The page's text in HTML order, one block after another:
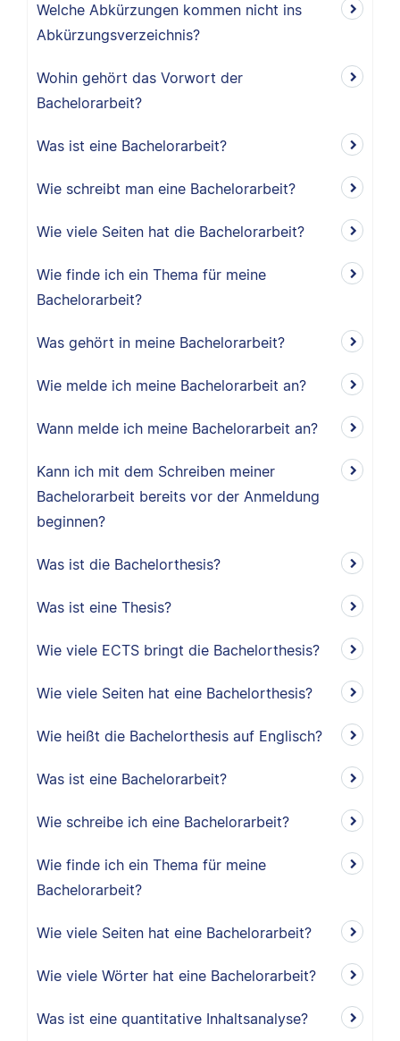
Welche Abkürzungen kommen nicht ins
Abkürzungsverzeichnis?
Wohin gehört das Vorwort der
Bachelorarbeit?
Was ist eine Bachelorarbeit?
Wie schreibt man eine Bachelorarbeit?
Wie viele Seiten hat die Bachelorarbeit?
Wie finde ich ein Thema für meine
Bachelorarbeit?
Was gehört in meine Bachelorarbeit?
Wie melde ich meine Bachelorarbeit an?
Wann melde ich meine Bachelorarbeit an?
Kann ich mit dem Schreiben meiner
Bachelorarbeit bereits vor der Anmeldung
beginnen?
Was ist die Bachelorthesis?
Was ist eine Thesis?
Wie viele ECTS bringt die Bachelorthesis?
Wie viele Seiten hat eine Bachelorthesis?
Wie heißt die Bachelorthesis auf Englisch?
Was ist eine Bachelorarbeit?
Wie schreibe ich eine Bachelorarbeit?
Wie finde ich ein Thema für meine
Bachelorarbeit?
Wie viele Seiten hat eine Bachelorarbeit?
Wie viele Wörter hat eine Bachelorarbeit?
Was ist eine quantitative Inhaltsanalyse?